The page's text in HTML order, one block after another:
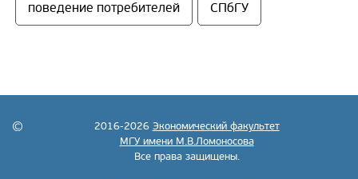
поведение потребителей СПбГУ
2016-2026 Экономический факультет
МГУ имени М.В.Ломоносова
Все права защищены.